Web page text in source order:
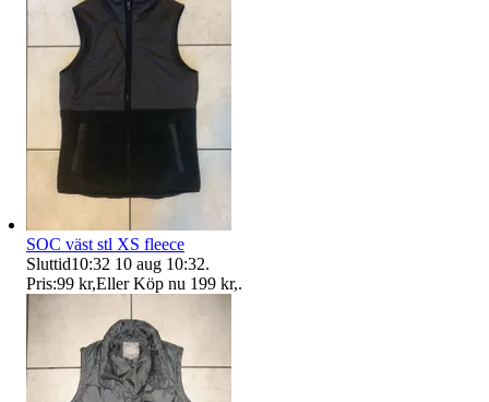
SOC väst stl XS fleece
Sluttid10:32 10 aug 10:32.
Pris:99 kr,Eller Köp nu 199 kr,.